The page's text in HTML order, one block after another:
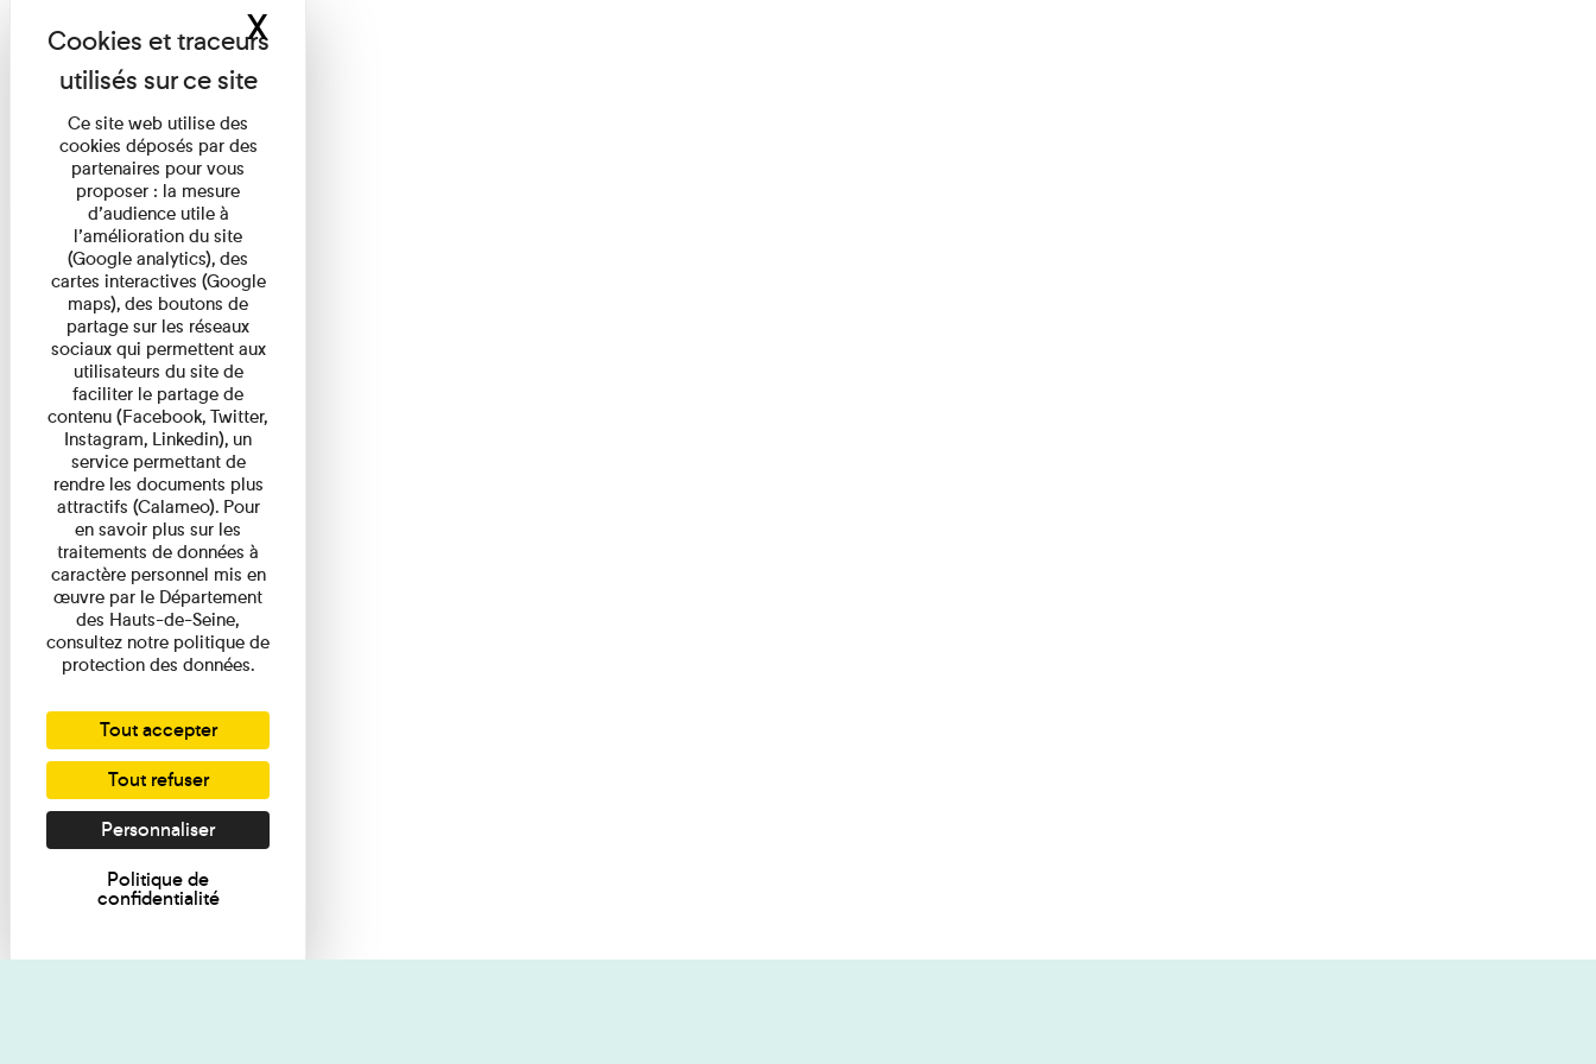
Ce site web utilise des
cookies déposés par des
partenaires pour vous
proposer : la mesure
d’audience utile à
l’amélioration du site
(Google analytics), des
cartes interactives (Google
maps), des boutons de
partage sur les réseaux
sociaux qui permettent aux
utilisateurs du site de
faciliter le partage de
contenu (Facebook, Twitter,
Instagram, Linkedin), un
service permettant de
rendre les documents plus
attractifs (Calameo). Pour
en savoir plus sur les
traitements de données à
caractère personnel mis en
œuvre par le Département
des Hauts-de-Seine,
consultez notre politique de
protection des données.
Tout accepter
Tout refuser
Personnaliser
Politique de
confidentialité
XMasquer le bandeau des cookies